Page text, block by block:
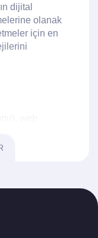
dijital
olanak
için en
ve tekniktir.
anahtar
marka